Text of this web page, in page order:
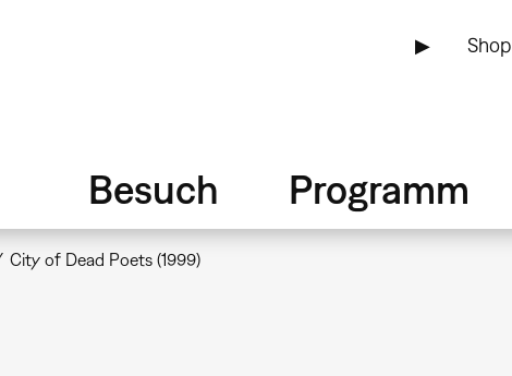
▶ Shop
Besuch Programm
City of Dead Poets (1999)